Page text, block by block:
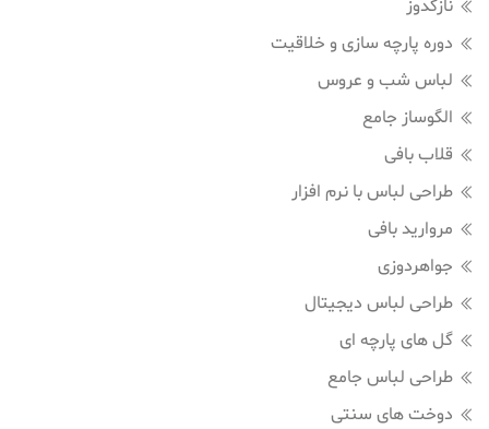
نازکدوز
دوره پارچه سازی و خلاقیت
لباس شب و عروس
الگوساز جامع
قلاب بافی
طراحی لباس با نرم افزار
مروارید بافی
جواهردوزی
طراحی لباس دیجیتال
گل های پارچه ای
طراحی لباس جامع
دوخت های سنتی